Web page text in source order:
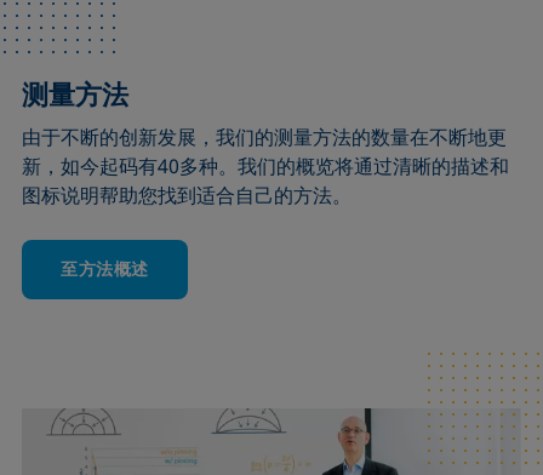
测量方法
由于不断的创新发展，我们的测量方法的数量在不断地更
新，如今起码有40多种。我们的概览将通过清晰的描述和
图标说明帮助您找到适合自己的方法。
至方法概述